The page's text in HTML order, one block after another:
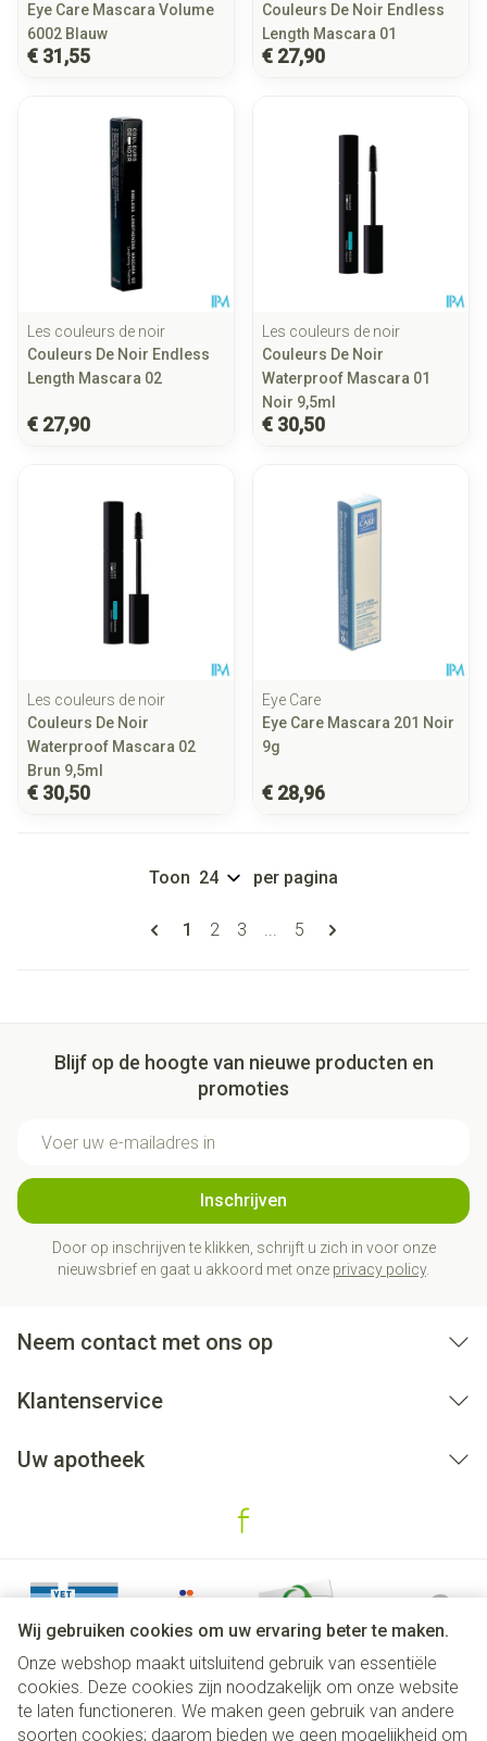
Wij gebruiken cookies om uw ervaring beter te maken.
Onze webshop maakt uitsluitend gebruik van essentiële
cookies. Deze cookies zijn noodzakelijk om onze website
te laten functioneren. We maken geen gebruik van andere
soorten cookies; daarom bieden we geen mogelijkheid om
Eye Care Mascara Volume
6002 Blauw
€ 31,55
Couleurs De Noir Endless
Length Mascara 01
€ 27,90
Les couleurs de noir
Couleurs De Noir Endless
Length Mascara 02
€ 27,90
Les couleurs de noir
Couleurs De Noir
Waterproof Mascara 01
Noir 9,5ml
€ 30,50
Les couleurs de noir
Couleurs De Noir
Waterproof Mascara 02
Brun 9,5ml
€ 30,50
Eye Care
Eye Care Mascara 201 Noir
9g
€ 28,96
Pagina's
U lees momenteel pagina
1 Pagina
2 Pagina
3 ... Pagina
5
Toon per pagina
Blijf op de hoogte van nieuwe producten en
promoties
Inschrijven
Door op inschrijven te klikken, schrijft u zich in voor onze
nieuwsbrief en gaat u akkoord met onze privacy policy.
Neem contact met ons op
Klantenservice
Uw apotheek